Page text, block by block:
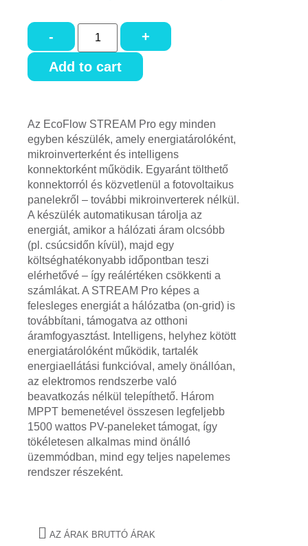
-
+
Add to cart
Az EcoFlow STREAM Pro egy minden
egyben készülék, amely energiatárolóként,
mikroinverterként és intelligens
konnektorként működik. Egyaránt tölthető
konnektorról és közvetlenül a fotovoltaikus
panelekről – további mikroinverterek nélkül.
A készülék automatikusan tárolja az
energiát, amikor a hálózati áram olcsóbb
(pl. csúcsidőn kívül), majd egy
költséghatékonyabb időpontban teszi
elérhetővé – így reálértéken csökkenti a
számlákat. A STREAM Pro képes a
felesleges energiát a hálózatba (on-grid) is
továbbítani, támogatva az otthoni
áramfogyasztást. Intelligens, helyhez kötött
energiatárolóként működik, tartalék
energiaellátási funkcióval, amely önállóan,
az elektromos rendszerbe való
beavatkozás nélkül telepíthető. Három
MPPT bemenetével összesen legfeljebb
1500 wattos PV-paneleket támogat, így
tökéletesen alkalmas mind önálló
üzemmódban, mind egy teljes napelemes
rendszer részeként.
AZ ÁRAK BRUTTÓ ÁRAK